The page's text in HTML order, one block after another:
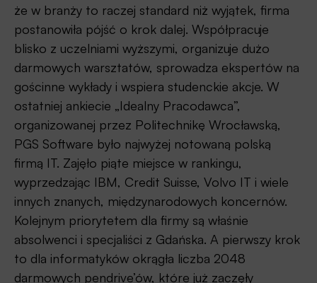
że w branży to raczej standard niż wyjątek, firma
postanowiła pójść o krok dalej. Współpracuje
blisko z uczelniami wyższymi, organizuje dużo
darmowych warsztatów, sprowadza ekspertów na
gościnne wykłady i wspiera studenckie akcje. W
ostatniej ankiecie „Idealny Pracodawca”,
organizowanej przez Politechnikę Wrocławską,
PGS Software było najwyżej notowaną polską
firmą IT. Zajęło piąte miejsce w rankingu,
wyprzedzając IBM, Credit Suisse, Volvo IT i wiele
innych znanych, międzynarodowych koncernów.
Kolejnym priorytetem dla firmy są właśnie
absolwenci i specjaliści z Gdańska. A pierwszy krok
to dla informatyków okrągła liczba 2048
darmowych pendrive’ów, które już zaczęły